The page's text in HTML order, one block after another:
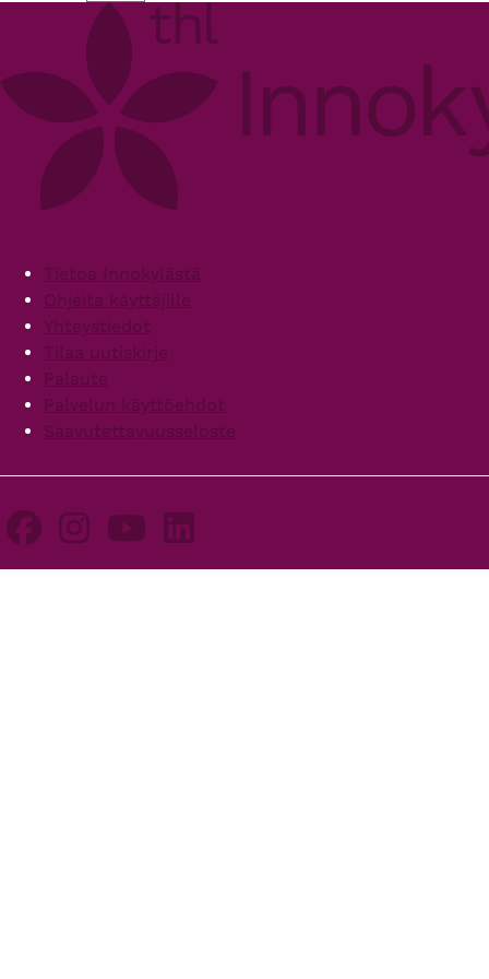
FooterTietoa Innokylästä
Ohjeita käyttäjille
Yhteystiedot
Tilaa uutiskirje
Palaute
Palvelun käyttöehdot
Saavutettavuusseloste